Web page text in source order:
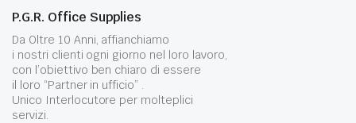
P.G.R. Office Supplies
Da Oltre 10 Anni, affianchiamo
i nostri clienti ogni giorno nel loro lavoro,
con l’obiettivo ben chiaro di essere
il loro “Partner in ufficio” .
Unico Interlocutore per molteplici
servizi.